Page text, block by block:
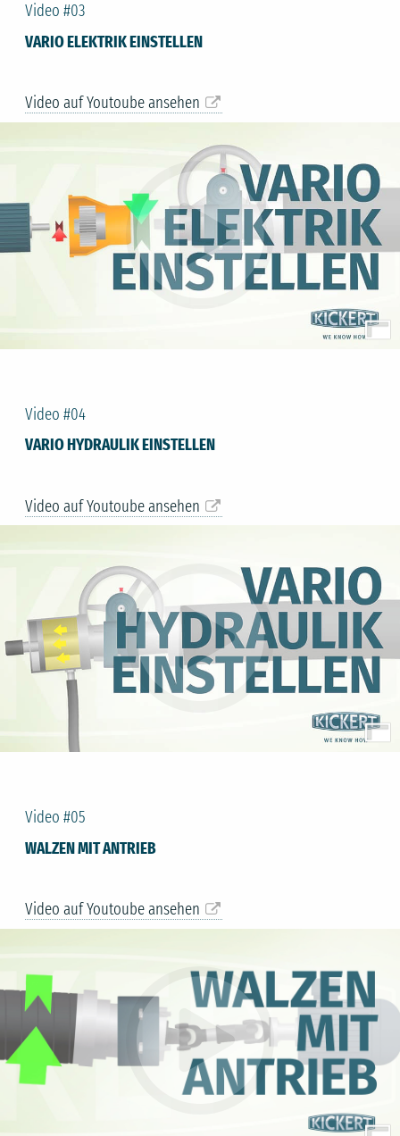
Video #03
VARIO ELEKTRIK EINSTELLEN
Video auf Youtoube ansehen
Video #04
VARIO HYDRAULIK EINSTELLEN
Video auf Youtoube ansehen
Video #05
WALZEN MIT ANTRIEB
Video auf Youtoube ansehen